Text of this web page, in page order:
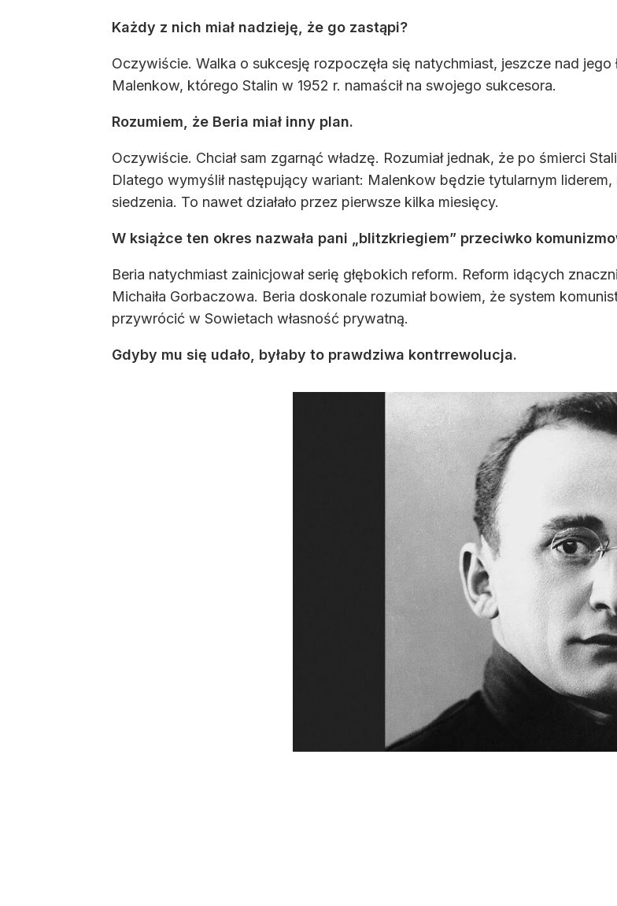
Każdy z nich miał nadzieję, że go zastąpi?
Oczywiście. Walka o sukcesję rozpoczęła się natychmiast, jeszcze nad
Malenkow, którego Stalin w 1952 r. namaścił na swojego sukcesora.
Rozumiem, że Beria miał inny plan.
Oczywiście. Chciał sam zgarnąć władzę. Rozumiał jednak, że po śmierci
Dlatego wymyślił następujący wariant: Malenkow będzie tytularnym
siedzenia. To nawet działało przez pierwsze kilka miesięcy.
W książce ten okres nazwała pani „blitzkriegiem” przeciwko
Beria natychmiast zainicjował serię głębokich reform. Reform idących
Michaiła Gorbaczowa. Beria doskonale rozumiał bowiem, że system
przywrócić w Sowietach własność prywatną.
Gdyby mu się udało, byłaby to prawdziwa kontrrewolucja.